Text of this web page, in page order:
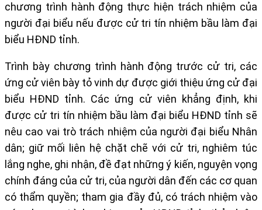
chương trình hành động thực hiện trách nhiệm của
người đại biểu nếu được cử tri tín nhiệm bầu làm đại
biểu HĐND tỉnh.
Trình bày chương trình hành động trước cử tri, các
ứng cử viên bày tỏ vinh dự được giới thiệu ứng cử đại
biểu HĐND tỉnh. Các ứng cử viên khẳng định, khi
được cử tri tín nhiệm bầu làm đại biểu HĐND tỉnh sẽ
nêu cao vai tròtrách nhiệm của người đại biểu Nhân
dân; giữ mối liên hệ chặt chẽ với cử tri, nghiêm túc
lắng nghe, ghi nhận, đề đạt những ý kiến, nguyện vọng
chính đáng của cử tri, của người dân đến các cơ quan
có thẩm quyền; tham gia đầy đủ, có trách nhiệm vào